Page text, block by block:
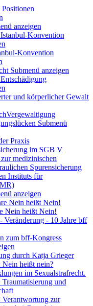
anzeigen
Konvention
Konvention
Submenü anzeigen
und körperlicher Gewalt
Submenü
Praxis
im SGB V
medizinischen
Spurensicherung
Instituts für
anzeigen
Nein heißt Nein!
Nein heißt Nein!
Veränderung - 10 Jahre bff
zum bff-Kongress
durch Katja Grieger
Nein heißt nein?
im Sexualstrafrecht.
Traumatisierung und
Verantwortung zur